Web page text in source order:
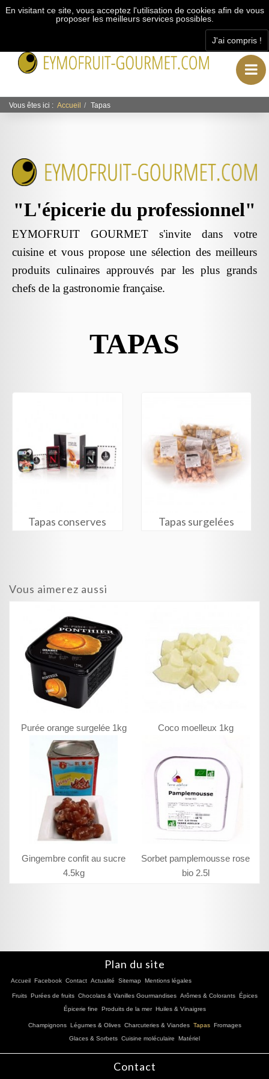
En visitant ce site, vous acceptez l'utilisation de cookies afin de vous
proposer les meilleurs services possibles.
J'ai compris !
Vous êtes ici : Accueil Tapas
"L'épicerie du professionnel"
EYMOFRUIT GOURMET s'invite dans votre
cuisine et vous propose une sélection des meilleurs
produits culinaires approuvés par les plus grands
chefs de la gastronomie française.
TAPAS
Tapas conserves Tapas surgelées
Vous aimerez aussi
Purée orange surgelée 1kg Coco moelleux 1kg
Gingembre confit au sucre
4.5kg
Sorbet pamplemousse rose
bio 2.5l
Plan du site
Accueil Facebook Contact Actualité Sitemap Mentions légales
Fruits Purées de fruits Chocolats & Vanilles Gourmandises Arômes & Colorants Épices
Épicerie fine
Produits de la mer Huiles & Vinaigres
Champignons Légumes & Olives Charcuteries & Viandes Tapas Fromages
Glaces & Sorbets Cuisine moléculaire Matériel
Contact